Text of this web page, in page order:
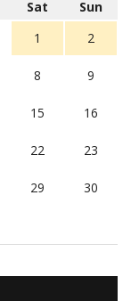
Sat
Sun
1
2
8 9
15 16
22 23
29 30